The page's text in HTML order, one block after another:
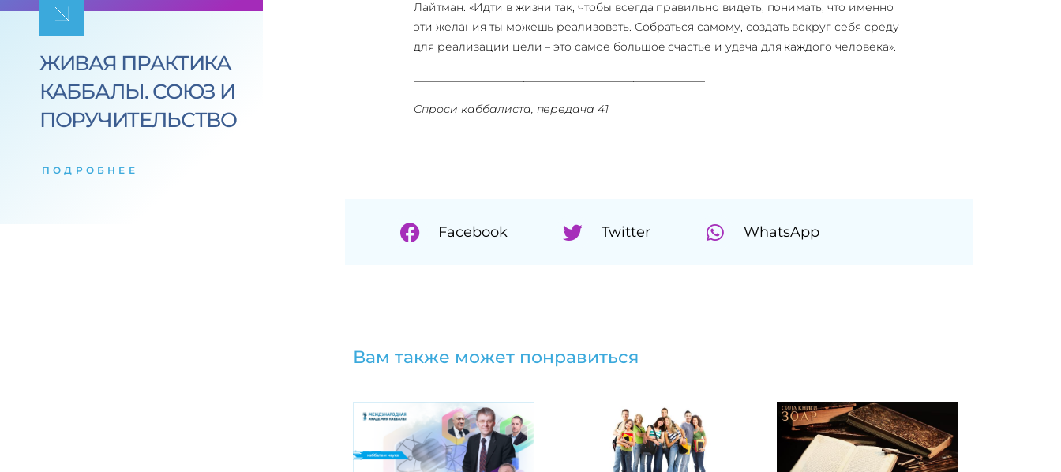
ЖИВАЯ ПРАКТИКА
КАББАЛЫ. СОЮЗ И
ПОРУЧИТЕЛЬСТВО
ПОДРОБНЕЕ
Лайтман. «Идти в жизни так, чтобы всегда правильно видеть, понимать, что именно
эти желания ты можешь реализовать. Собраться самому, создать вокруг себя среду
для реализации цели – это самое большое счастье и удача для каждого человека».
Спроси каббалиста, передача 41
Facebook Twitter WhatsApp
Вам также может понравиться